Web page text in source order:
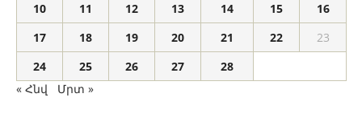
10
11 12 13 14 15
16
17
18 19 20 21 22
23
24
25 26 27
28
« Հնվ
Մրտ »